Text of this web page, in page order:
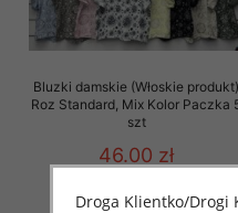
Bluzki damskie (Włoskie produkt)
Roz Standard, Mix Kolor Paczka
szt
46.00 zł
Droga Klientko/Drogi